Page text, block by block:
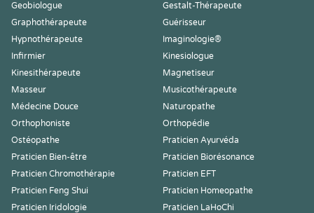
Geobiologue
Gestalt-Thérapeute
Graphothérapeute
Guérisseur
Hypnothérapeute
Imaginologie®
Infirmier
Kinesiologue
Kinesithérapeute
Magnetiseur
Masseur
Musicothérapeute
Médecine Douce
Naturopathe
Orthophoniste
Orthopédie
Ostéopathe
Praticien Ayurvéda
Praticien Bien-être
Praticien Biorésonance
Praticien Chromothérapie
Praticien EFT
Praticien Feng Shui
Praticien Homeopathe
Praticien Iridologie
Praticien LaHoChi